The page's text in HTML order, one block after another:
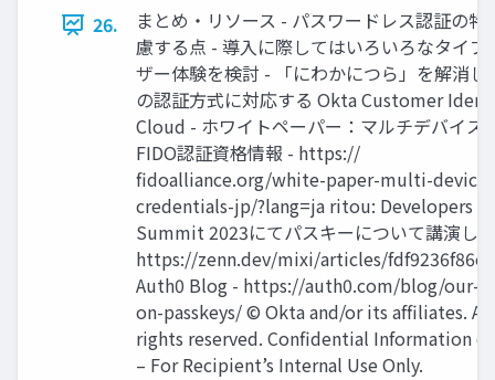
26.
まとめ‧リソース - パスワードレス認証の特
慮する点 - 導⼊に際してはいろいろなタイプ
ザー体験を検討 - 「にわかにつら」を解消し
の認証⽅式に対応する Okta Customer
Cloud - ホワイトペーパー：マルチデバイス
FIDO認証資格情報 - https://
ﬁdoalliance.org/white-paper-multi-
credentials-jp/?lang=ja ritou: Developers
Summit 2023にてパスキーについて講演し
https://zenn.dev/mixi/articles/
Auth0 Blog - https://auth0.com/blog/our-
on-passkeys/ © Okta and/or its afﬁliates. All
rights reserved. Conﬁdential Information
– For Recipient’s Internal Use Only.